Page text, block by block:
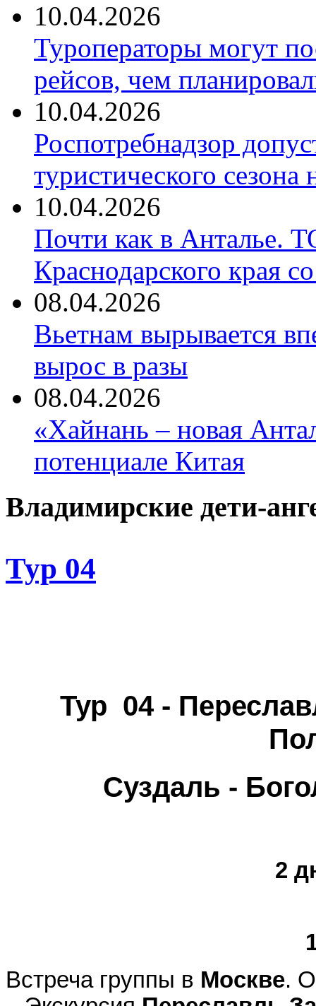
10.04.2026
Туроператоры могут
рейсов, чем
10.04.2026
Роспотребнадзор
туристического
10.04.2026
Почти как в Анталье.
Краснодарского края
08.04.2026
Вьетнам вырывается
вырос в разы
08.04.2026
«Хайнань – новая
потенциале Китая
Владимирские дети-
Тур 04
Тур 04 -
Суздаль -
2
Встреча группы в Москве.